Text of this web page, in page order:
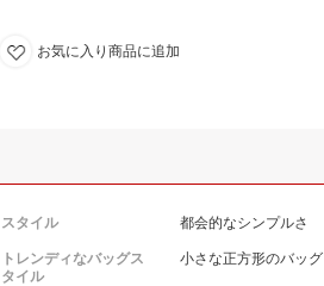
お気に入り商品に追加
スタイル 都会的なシンプルさ
トレンディなバッグス
タイル
小さな正方形のバッグ